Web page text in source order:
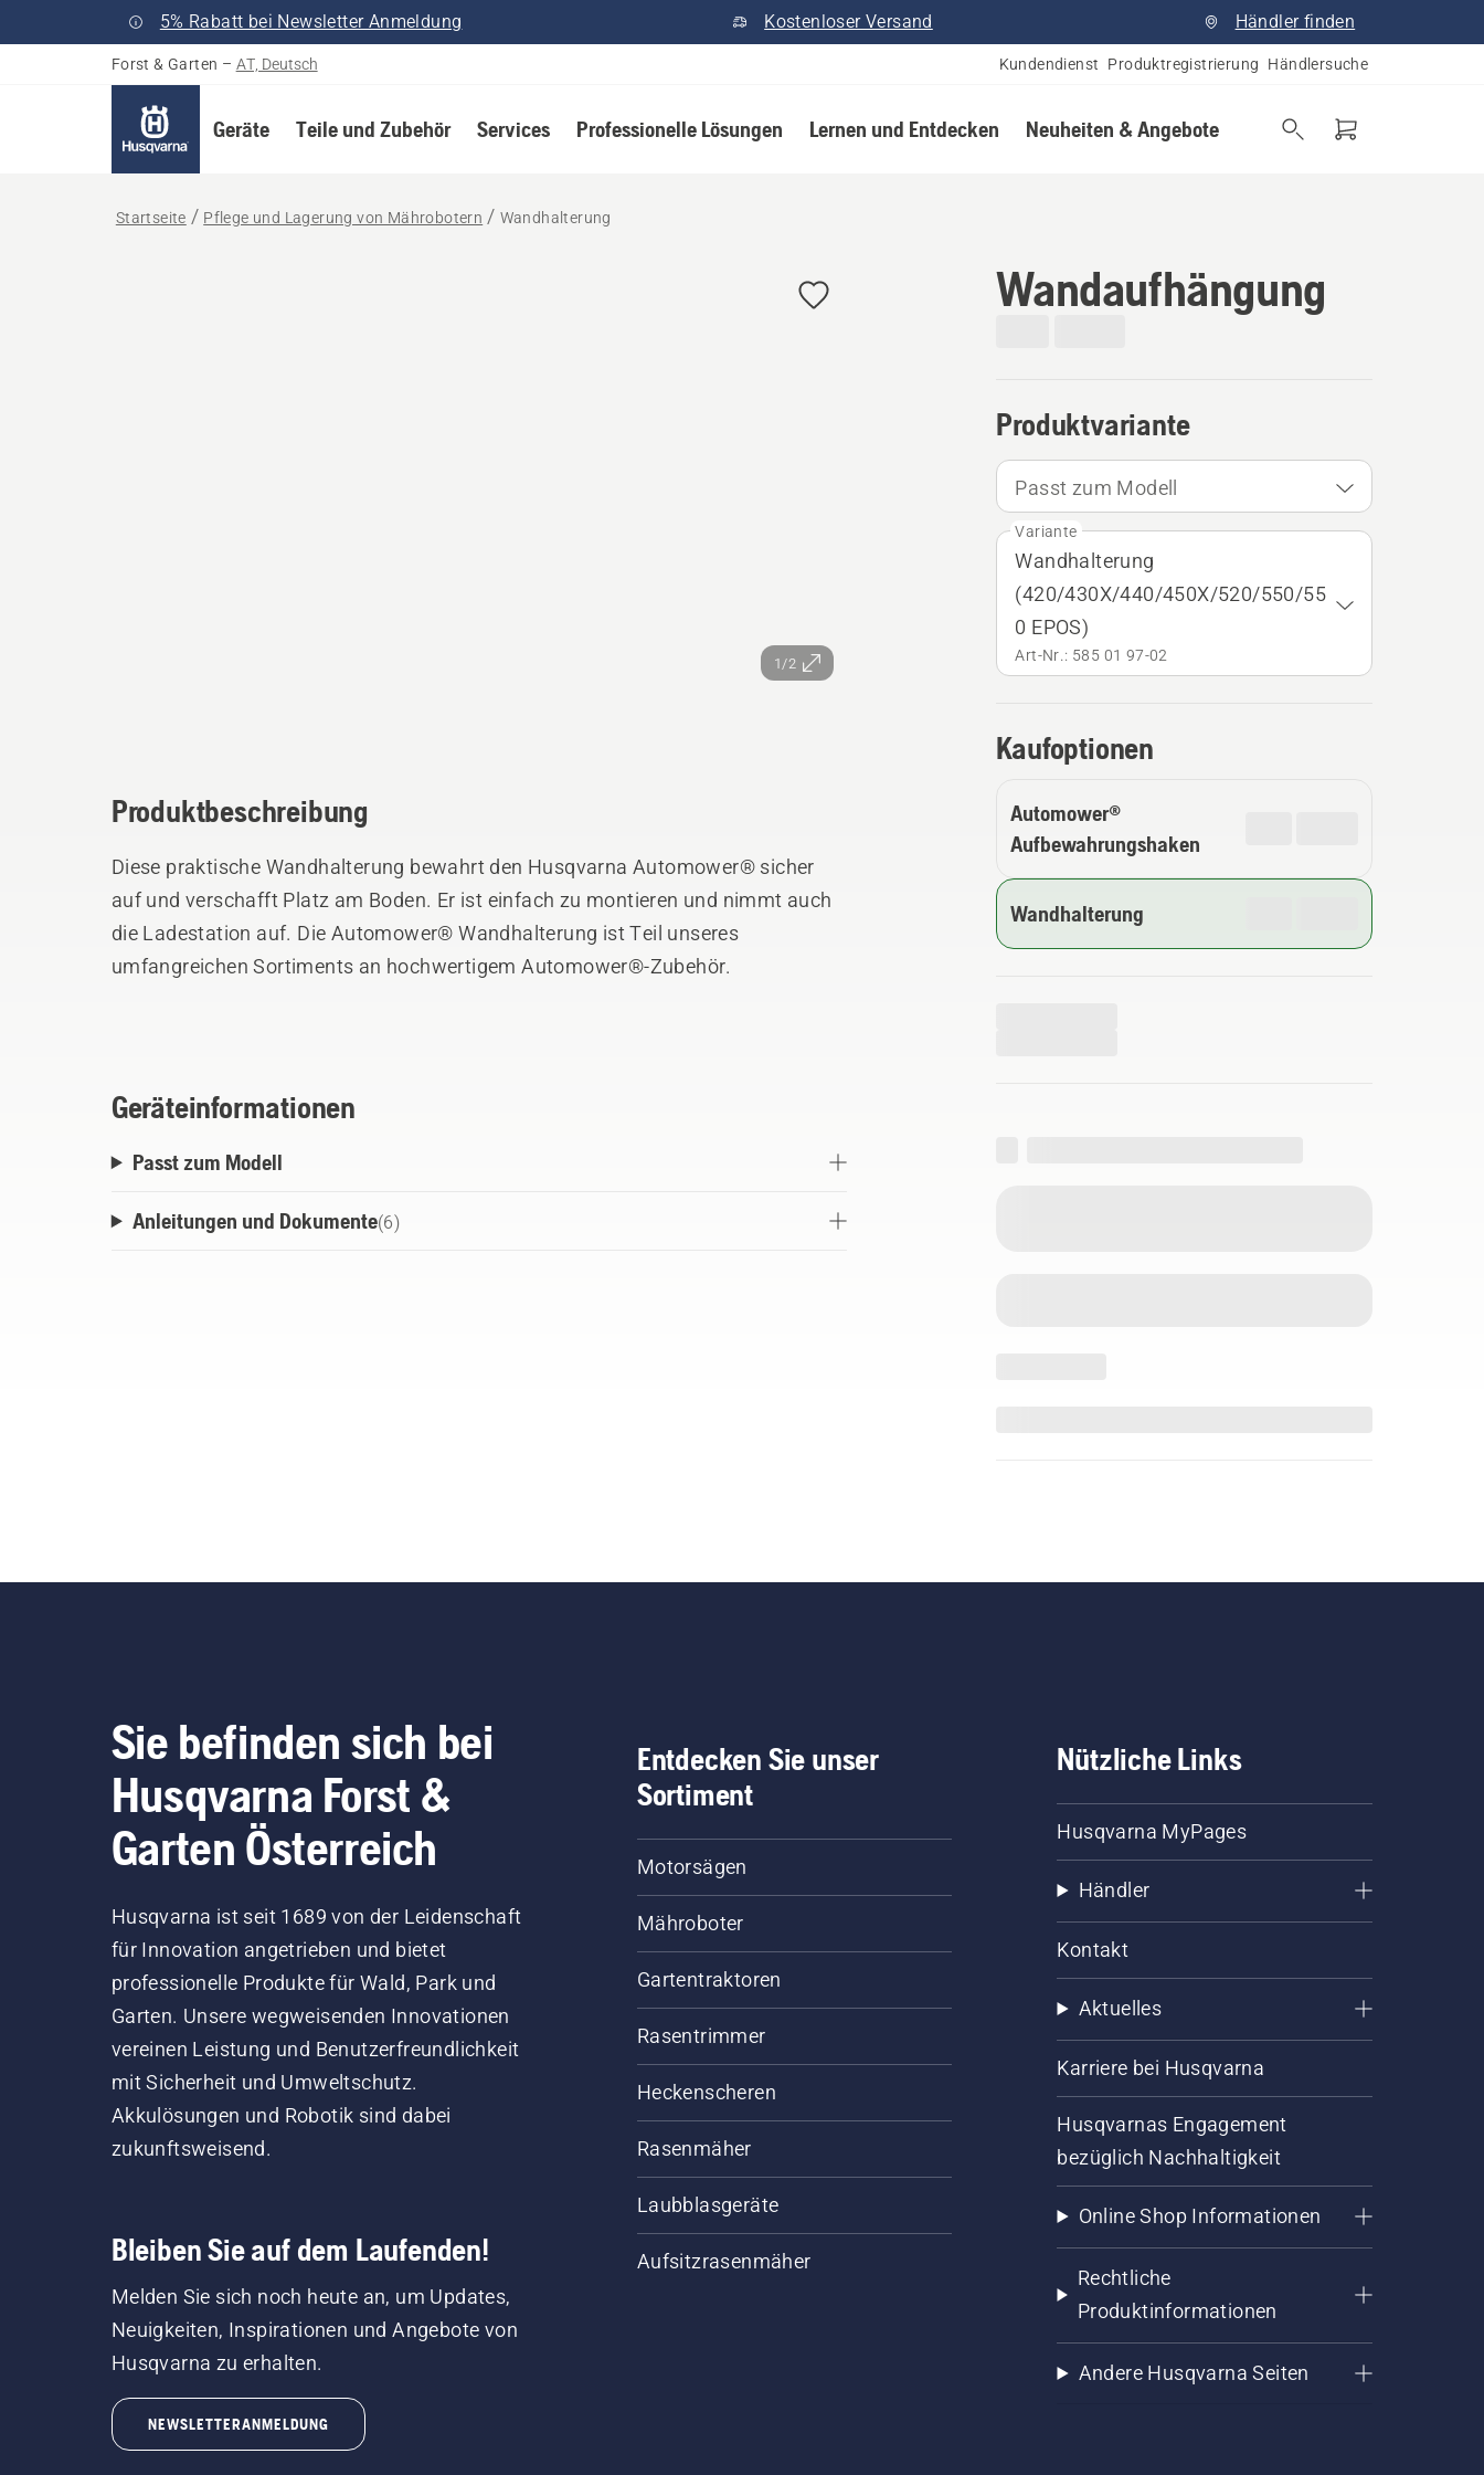
5% Rabatt bei Newsletter Anmeldung Kostenloser Versand Händler finden
Forst & Garten – AT, Deutsch Kundendienst Produktregistrierung Händlersuche
Geräte Teile und Zubehör Services Professionelle Lösungen Lernen und Entdecken Neuheiten & Angebote
Startseite Pflege und Lagerung von Mährobotern Wandhalterung
1/2
Wandaufhängung
Produktvariante
Passt zum Modell
Variante
Wandhalterung
(420/430X/440/450X/520/550/55
0 EPOS)
Art-Nr.: 585 01 97‑02
Kaufoptionen
Automower®
Aufbewahrungshaken
Wandhalterung
Produktbeschreibung
Diese praktische Wandhalterung bewahrt den Husqvarna Automower® sicher
auf und verschafft Platz am Boden. Er ist einfach zu montieren und nimmt auch
die Ladestation auf. Die Automower® Wandhalterung ist Teil unseres
umfangreichen Sortiments an hochwertigem Automower®-Zubehör.
Geräteinformationen
Passt zum Modell
Anleitungen und Dokumente(6)
Sie befinden sich bei
Husqvarna Forst &
Garten Österreich
Husqvarna ist seit 1689 von der Leidenschaft
für Innovation angetrieben und bietet
professionelle Produkte für Wald, Park und
Garten. Unsere wegweisenden Innovationen
vereinen Leistung und Benutzerfreundlichkeit
mit Sicherheit und Umweltschutz.
Akkulösungen und Robotik sind dabei
zukunftsweisend.
Bleiben Sie auf dem Laufenden!
Melden Sie sich noch heute an, um Updates,
Neuigkeiten, Inspirationen und Angebote von
Husqvarna zu erhalten.
NEWSLETTERANMELDUNG
Entdecken Sie unser
Sortiment
Motorsägen
Mähroboter
Gartentraktoren
Rasentrimmer
Heckenscheren
Rasenmäher
Laubblasgeräte
Aufsitzrasenmäher
Nützliche Links
Husqvarna MyPages
Händler
Kontakt
Aktuelles
Karriere bei Husqvarna
Husqvarnas Engagement
bezüglich Nachhaltigkeit
Online Shop Informationen
Rechtliche
Produktinformationen
Andere Husqvarna Seiten